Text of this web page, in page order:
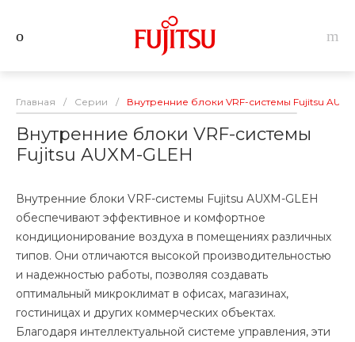
Главная / Серии / Внутренние блоки VRF-системы Fujitsu
Внутренние блоки VRF-системы
Fujitsu AUXM-GLEH
Внутренние блоки VRF-системы Fujitsu AUXM-GLEH
обеспечивают эффективное и комфортное
кондиционирование воздуха в помещениях различных
типов. Они отличаются высокой производительностью
и надежностью работы, позволяя создавать
оптимальный микроклимат в офисах, магазинах,
гостиницах и других коммерческих объектах.
Благодаря интеллектуальной системе управления, эти